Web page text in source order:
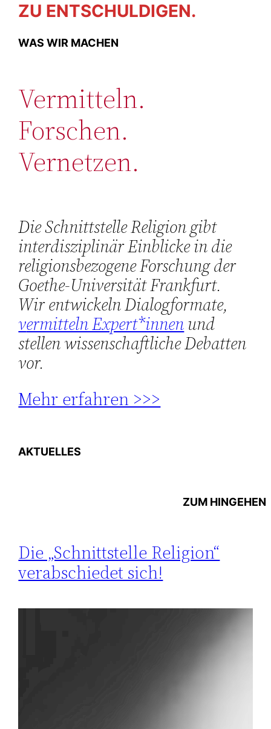
ZU ENTSCHULDIGEN.
WAS WIR MACHEN
Vermitteln.
Forschen.
Vernetzen.
Die Schnittstelle Religion gibt
interdisziplinär Einblicke in die
religionsbezogene Forschung der
Goethe-Universität Frankfurt.
Wir entwickeln Dialogformate,
vermitteln Expert*innenund
stellen wissenschaftliche Debatten
vor.
Mehr erfahren >>>
AKTUELLES
ZUM HINGEHEN
Die „Schnittstelle Religion“
verabschiedet sich!